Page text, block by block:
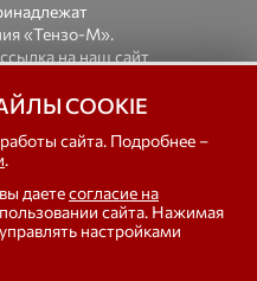
«Тензо-М».
на наш сайт
компания «Тензо-М» —
бункерные,
для фасовки,
COOKIE
сайта. Подробнее –
.
даетесогласие на
сайта. Нажимая
настройками